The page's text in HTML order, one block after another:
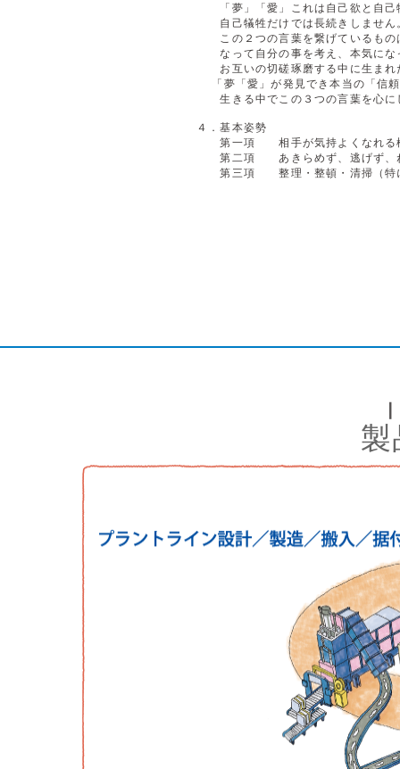
「夢」「愛」これは自己欲と自己
自己犠牲だけでは長続きしません
この２つの言葉を繋げているもの
なって自分の事を考え、本気にな
お互いの切磋琢磨する中に生まれ
「夢「愛」が発見でき本当の「信
生きる中でこの３つの言葉を心に
４．基本姿勢
第一項 相手が気持よくなれる
第二項 あきらめず、逃げず、ね
第三項 整理・整頓・清掃（特に
製